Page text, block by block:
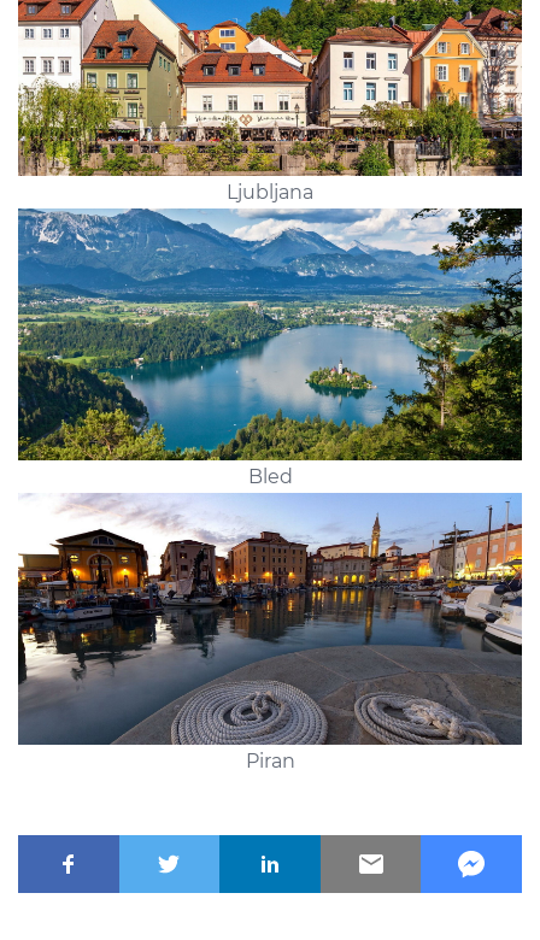
Ljubljana
Bled
Piran